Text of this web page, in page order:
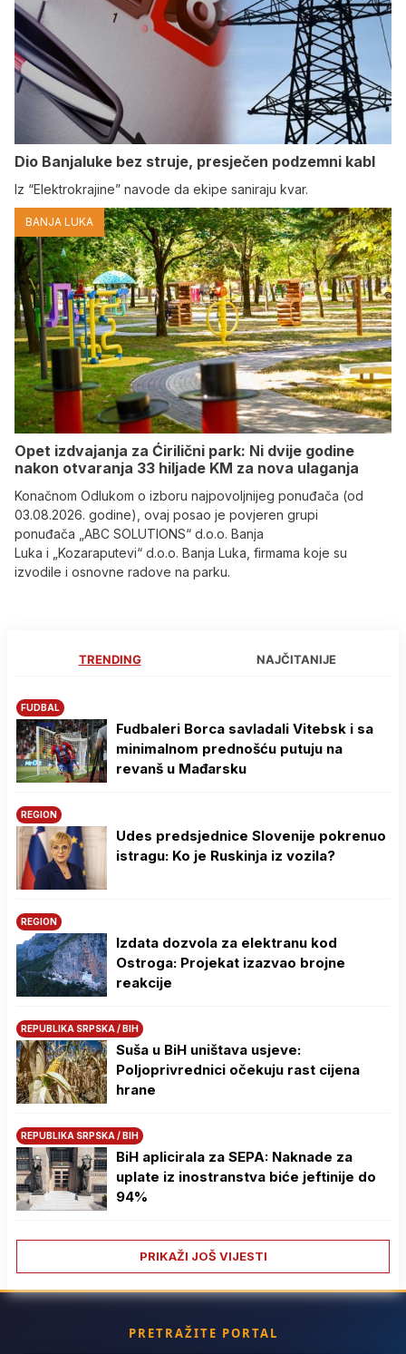
Dio Banjaluke bez struje, presječen podzemni kabl
Iz “Elektrokrajine” navode da ekipe saniraju kvar.
BANJA LUKA
Opet izdvajanja za Ćirilični park: Ni dvije godine
nakon otvaranja 33 hiljade KM za nova ulaganja
Konačnom Odlukom o izboru najpovoljnijeg ponuđača (od
03.08.2026. godine), ovaj posao je povjeren grupi
ponuđača „ABC SOLUTIONS“ d.o.o. Banja
Luka i „Kozaraputevi“ d.o.o. Banja Luka, firmama koje su
izvodile i osnovne radove na parku.
TRENDING NAJČITANIJE
FUDBAL
Fudbaleri Borca savladali Vitebsk i sa
minimalnom prednošću putuju na
revanš u Mađarsku
REGION
Udes predsjednice Slovenije pokrenuo
istragu: Ko je Ruskinja iz vozila?
REGION
Izdata dozvola za elektranu kod
Ostroga: Projekat izazvao brojne
reakcije
REPUBLIKA SRPSKA / BIH
Suša u BiH uništava usjeve:
Poljoprivrednici očekuju rast cijena
hrane
REPUBLIKA SRPSKA / BIH
BiH aplicirala za SEPA: Naknade za
uplate iz inostranstva biće jeftinije do
94%
PRIKAŽI JOŠ VIJESTI
PRETRAŽITE PORTAL